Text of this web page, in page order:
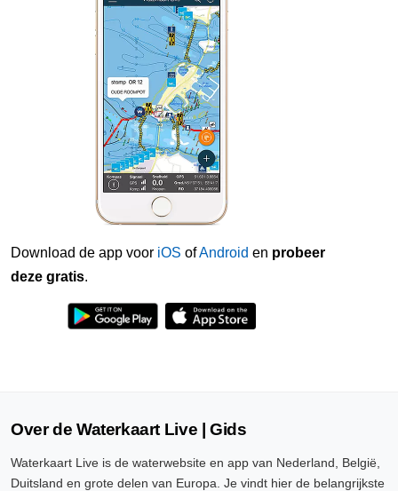
Download de app voor iOS ofAndroid en probeer
deze gratis.
Over de Waterkaart Live | Gids
Waterkaart Live is de waterwebsite en app van Nederland, België,
Duitsland en grote delen van Europa. Je vindt hier de belangrijkste